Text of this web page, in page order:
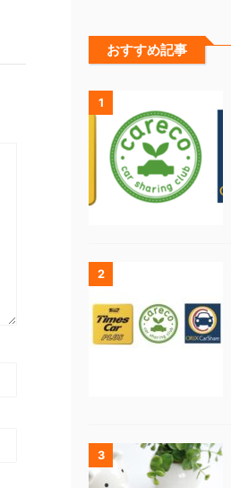
おすすめ記事
1
2
3